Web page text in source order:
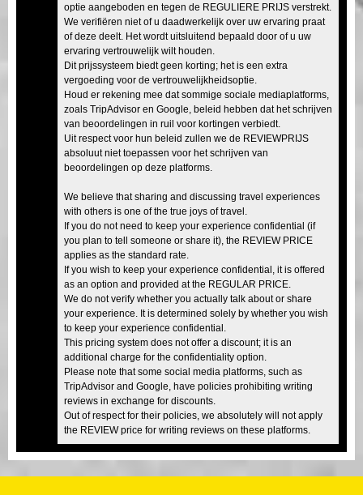
optie aangeboden en tegen de REGULIERE PRIJS verstrekt.
We verifiëren niet of u daadwerkelijk over uw ervaring praat
of deze deelt. Het wordt uitsluitend bepaald door of u uw
ervaring vertrouwelijk wilt houden.
Dit prijssysteem biedt geen korting; het is een extra
vergoeding voor de vertrouwelijkheidsoptie.
Houd er rekening mee dat sommige sociale mediaplatforms,
zoals TripAdvisor en Google, beleid hebben dat het schrijven
van beoordelingen in ruil voor kortingen verbiedt.
Uit respect voor hun beleid zullen we de REVIEWPRIJS
absoluut niet toepassen voor het schrijven van
beoordelingen op deze platforms.
We believe that sharing and discussing travel experiences
with others is one of the true joys of travel.
If you do not need to keep your experience confidential (if
you plan to tell someone or share it), the REVIEW PRICE
applies as the standard rate.
If you wish to keep your experience confidential, it is offered
as an option and provided at the REGULAR PRICE.
We do not verify whether you actually talk about or share
your experience. It is determined solely by whether you wish
to keep your experience confidential.
This pricing system does not offer a discount; it is an
additional charge for the confidentiality option.
Please note that some social media platforms, such as
TripAdvisor and Google, have policies prohibiting writing
reviews in exchange for discounts.
Out of respect for their policies, we absolutely will not apply
the REVIEW price for writing reviews on these platforms.